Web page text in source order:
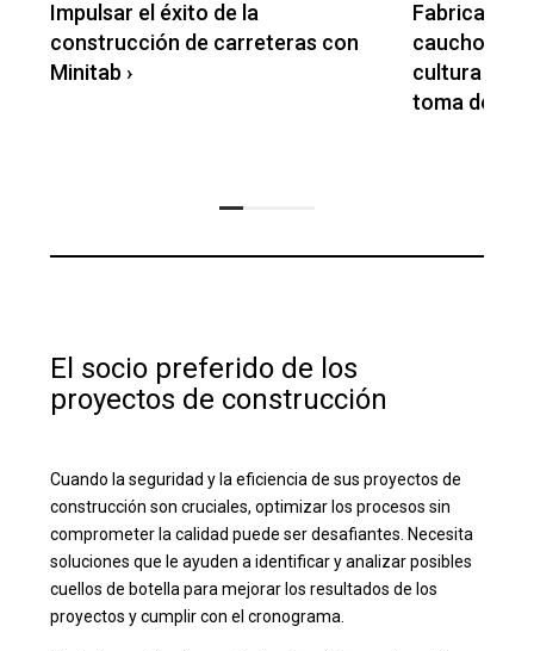
Impulsar el éxito de la
construcción de carreteras con
Minitab ›
Fabricante
caucho se
cultura de
toma de
El socio preferido de los
proyectos de construcción
Cuando la seguridad y la eficiencia de sus proyectos de
construcción son cruciales, optimizar los procesos sin
comprometer la calidad puede ser desafiantes. Necesita
soluciones que le ayuden a identificar y analizar posibles
cuellos de botella para mejorar los resultados de los
proyectos y cumplir con el cronograma.